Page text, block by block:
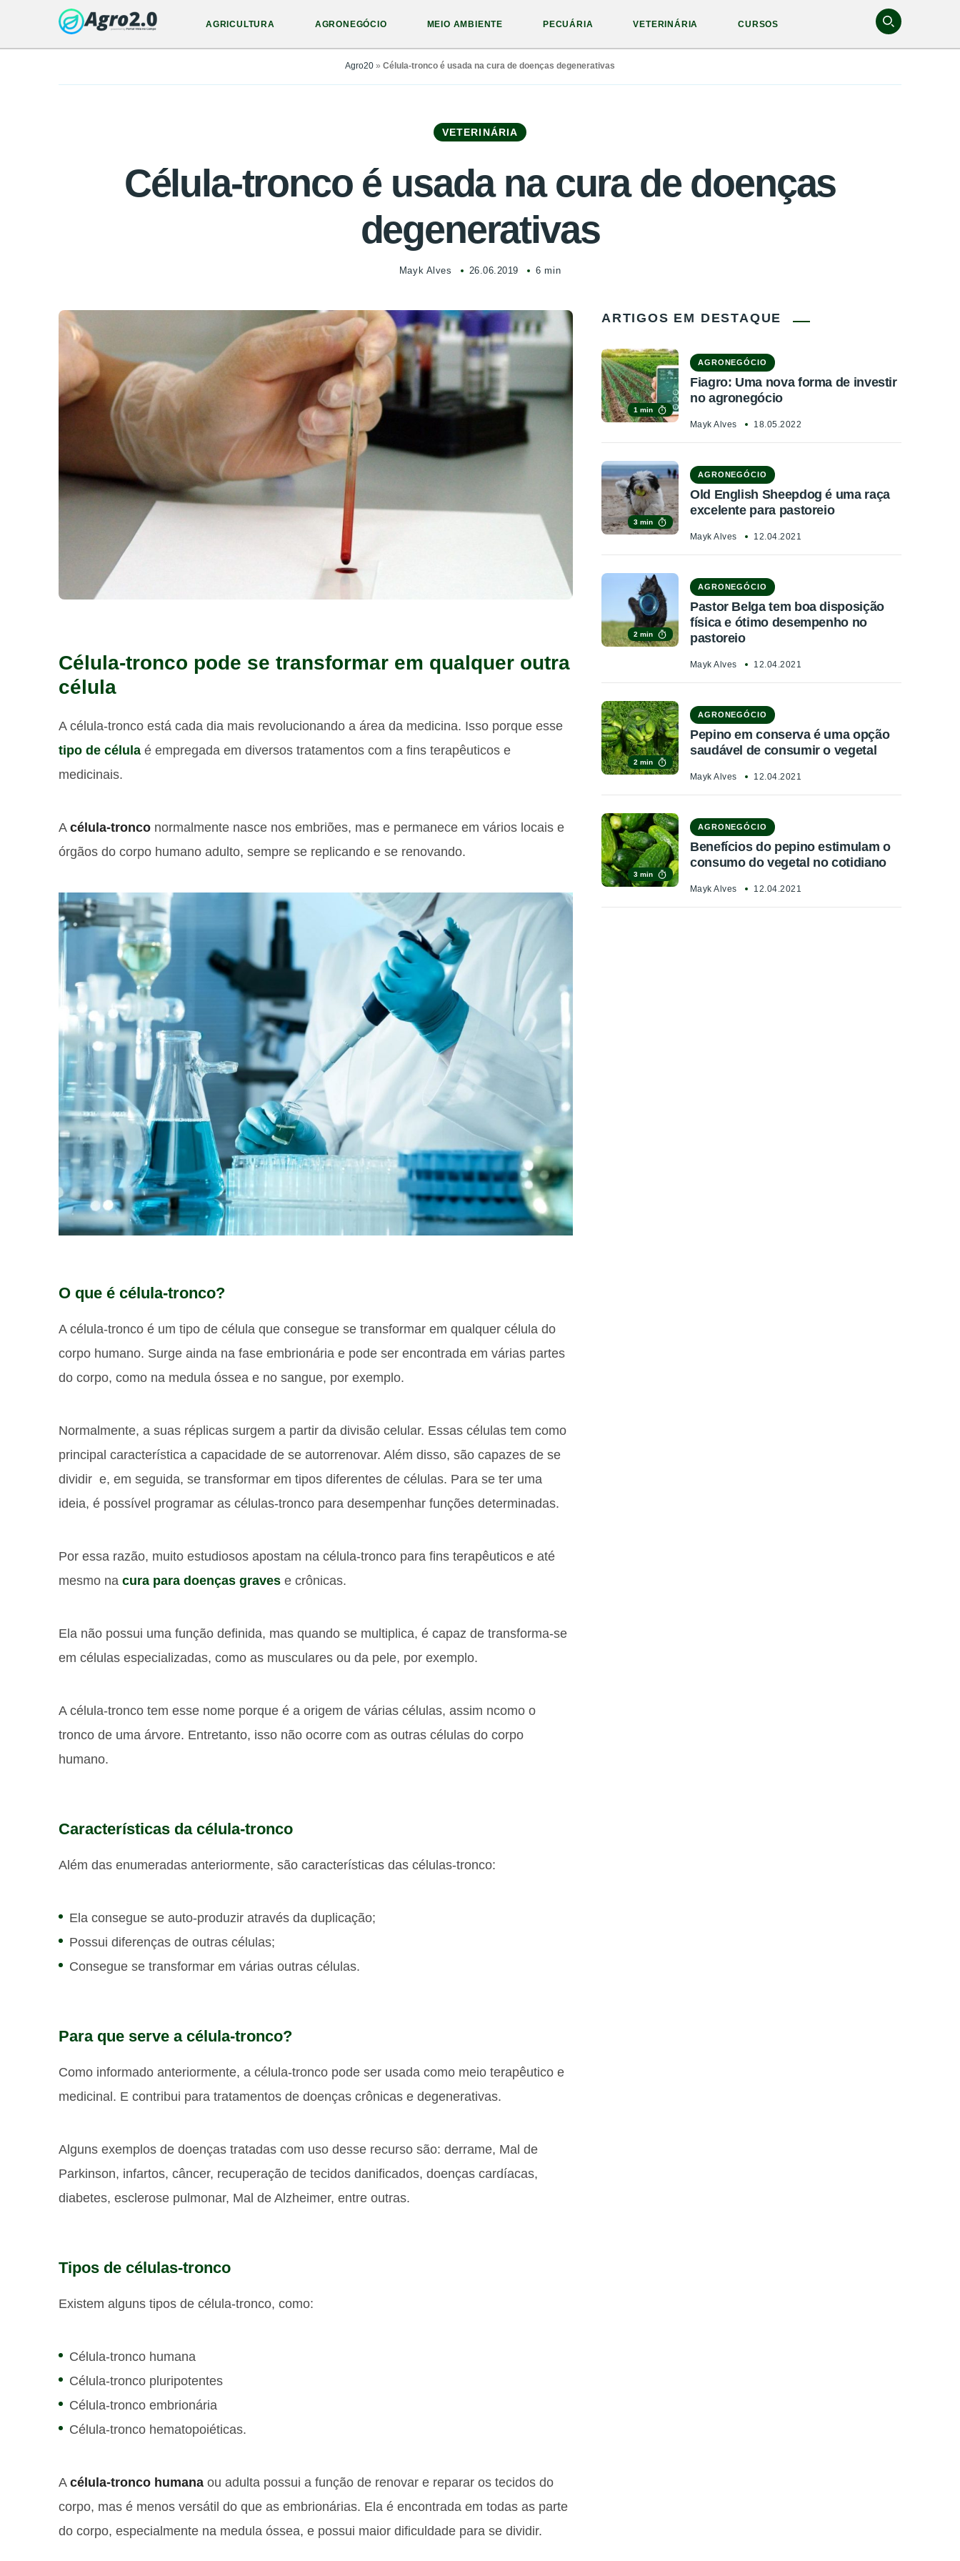
AGRICULTURA AGRONEGÓCIO MEIO AMBIENTE PECUÁRIA VETERINÁRIA CURSOS
Agro20 » Célula-tronco é usada na cura de doenças degenerativas
VETERINÁRIA
Célula-tronco é usada na cura de doenças
degenerativas
Mayk Alves 26.06.2019 6 min
Célula-tronco pode se transformar em qualquer outra
célula
A célula-tronco está cada dia mais revolucionando a área da medicina. Isso porque esse
tipo de célula é empregada em diversos tratamentos com a fins terapêuticos e
medicinais.
A célula-tronco normalmente nasce nos embriões, mas e permanece em vários locais e
órgãos do corpo humano adulto, sempre se replicando e se renovando.
O que é célula-tronco?
A célula-tronco é um tipo de célula que consegue se transformar em qualquer célula do
corpo humano. Surge ainda na fase embrionária e pode ser encontrada em várias partes
do corpo, como na medula óssea e no sangue, por exemplo.
Normalmente, a suas réplicas surgem a partir da divisão celular. Essas células tem como
principal característica a capacidade de se autorrenovar. Além disso, são capazes de se
dividir e, em seguida, se transformar em tipos diferentes de células. Para se ter uma
ideia, é possível programar as células-tronco para desempenhar funções determinadas.
Por essa razão, muito estudiosos apostam na célula-tronco para fins terapêuticos e até
mesmo na cura para doenças graves e crônicas.
Ela não possui uma função definida, mas quando se multiplica, é capaz de transforma-se
em células especializadas, como as musculares ou da pele, por exemplo.
A célula-tronco tem esse nome porque é a origem de várias células, assim ncomo o
tronco de uma árvore. Entretanto, isso não ocorre com as outras células do corpo
humano.
Características da célula-tronco
Além das enumeradas anteriormente, são características das células-tronco:
Ela consegue se auto-produzir através da duplicação;
Possui diferenças de outras células;
Consegue se transformar em várias outras células.
Para que serve a célula-tronco?
Como informado anteriormente, a célula-tronco pode ser usada como meio terapêutico e
medicinal. E contribui para tratamentos de doenças crônicas e degenerativas.
Alguns exemplos de doenças tratadas com uso desse recurso são: derrame, Mal de
Parkinson, infartos, câncer, recuperação de tecidos danificados, doenças cardíacas,
diabetes, esclerose pulmonar, Mal de Alzheimer, entre outras.
Tipos de células-tronco
Existem alguns tipos de célula-tronco, como:
Célula-tronco humana
Célula-tronco pluripotentes
Célula-tronco embrionária
Célula-tronco hematopoiéticas.
A célula-tronco humana ou adulta possui a função de renovar e reparar os tecidos do
corpo, mas é menos versátil do que as embrionárias. Ela é encontrada em todas as parte
do corpo, especialmente na medula óssea, e possui maior dificuldade para se dividir.
ARTIGOS EM DESTAQUE
1 min
AGRONEGÓCIO
Fiagro: Uma nova forma de investir
no agronegócio
Mayk Alves 18.05.2022
3 min
AGRONEGÓCIO
Old English Sheepdog é uma raça
excelente para pastoreio
Mayk Alves 12.04.2021
2 min
AGRONEGÓCIO
Pastor Belga tem boa disposição
física e ótimo desempenho no
pastoreio
Mayk Alves 12.04.2021
2 min
AGRONEGÓCIO
Pepino em conserva é uma opção
saudável de consumir o vegetal
Mayk Alves 12.04.2021
3 min
AGRONEGÓCIO
Benefícios do pepino estimulam o
consumo do vegetal no cotidiano
Mayk Alves 12.04.2021